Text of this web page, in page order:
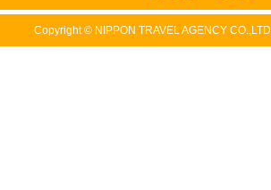
Copyright © NIPPON TRAVEL AGENCY CO.,LTD.